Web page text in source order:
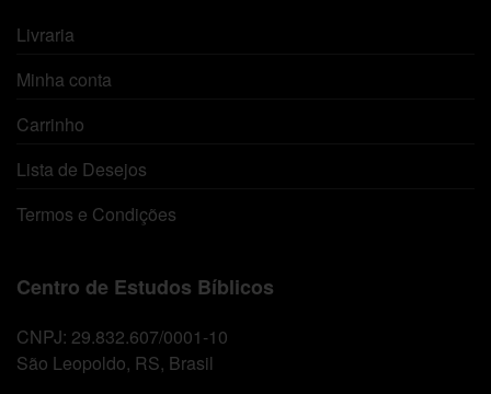
Livraria
Minha conta
Carrinho
Lista de Desejos
Termos e Condições
Centro de Estudos Bíblicos
CNPJ: 29.832.607/0001-10
São Leopoldo, RS, Brasil